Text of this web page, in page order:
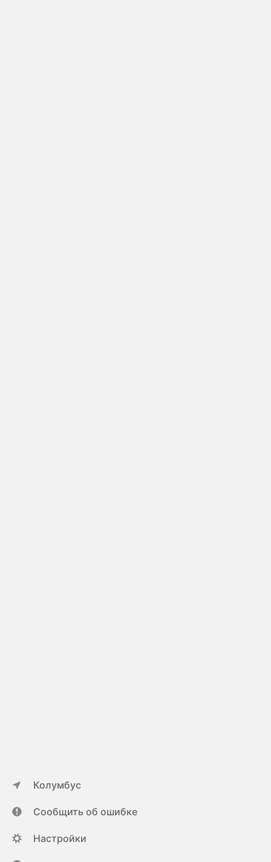
Колумбус
Сообщить об ошибке
Настройки